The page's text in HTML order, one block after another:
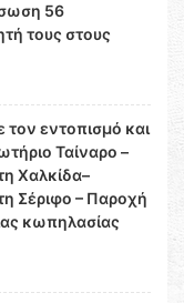
56
τους στους
εντοπισμό και
Ταίναρο –
Χαλκίδα–
Σέριφο – Παροχή
κωπηλασίας